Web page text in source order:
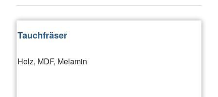
Tauchfräser
Holz, MDF, Melamin